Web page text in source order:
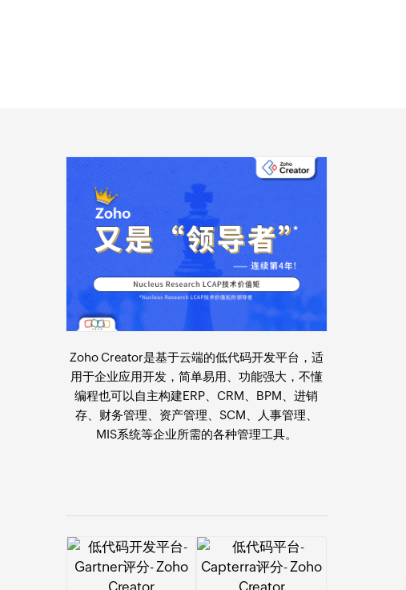
Zoho Creator是基于云端的低代码开发平台 ，适
用于企业应用开发，简单易用、功能强大，不懂
编程也可以自主构建ERP、CRM、BPM、进销
存、财务管理、资产管理、SCM、人事管理、
MIS系统等企业所需的各种管理工具。